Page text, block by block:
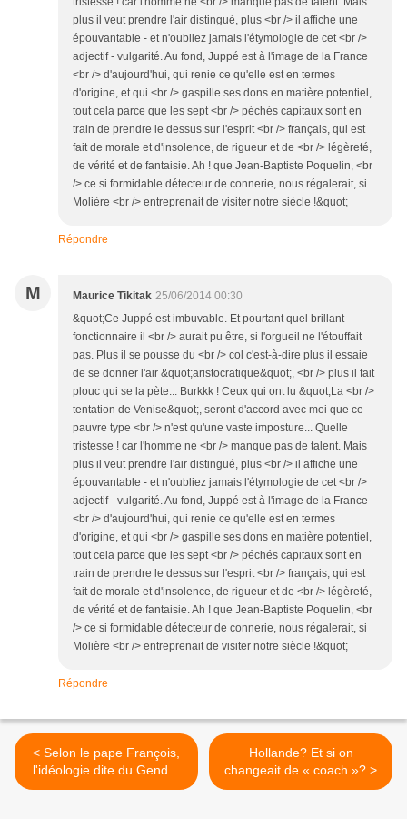
plus il veut prendre l'air distingué, plus <br /> il affiche une
épouvantable - et n'oubliez jamais l'étymologie de cet <br />
adjectif - vulgarité. Au fond, Juppé est à l'image de la France
<br /> d'aujourd'hui, qui renie ce qu'elle est en termes
d'origine, et qui <br /> gaspille ses dons en matière potentiel,
tout cela parce que les sept <br /> péchés capitaux sont en
train de prendre le dessus sur l'esprit <br /> français, qui est
fait de morale et d'insolence, de rigueur et de <br /> légèreté,
de vérité et de fantaisie. Ah ! que Jean-Baptiste Poquelin, <br
/> ce si formidable détecteur de connerie, nous régalerait, si
Molière <br /> entreprenait de visiter notre siècle !&quot;
Répondre
M Maurice Tikitak 25/06/2014 00:30
&quot;Ce Juppé est imbuvable. Et pourtant quel brillant
fonctionnaire il <br /> aurait pu être, si l'orgueil ne l'étouffait
pas. Plus il se pousse du <br /> col c'est-à-dire plus il essaie
de se donner l'air &quot;aristocratique&quot;, <br /> plus il fait
plouc qui se la pète... Burkkk ! Ceux qui ont lu &quot;La <br />
tentation de Venise&quot;, seront d'accord avec moi que ce
pauvre type <br /> n'est qu'une vaste imposture... Quelle
tristesse ! car l'homme ne <br /> manque pas de talent. Mais
plus il veut prendre l'air distingué, plus <br /> il affiche une
épouvantable - et n'oubliez jamais l'étymologie de cet <br />
adjectif - vulgarité. Au fond, Juppé est à l'image de la France
<br /> d'aujourd'hui, qui renie ce qu'elle est en termes
d'origine, et qui <br /> gaspille ses dons en matière potentiel,
tout cela parce que les sept <br /> péchés capitaux sont en
train de prendre le dessus sur l'esprit <br /> français, qui est
fait de morale et d'insolence, de rigueur et de <br /> légèreté,
de vérité et de fantaisie. Ah ! que Jean-Baptiste Poquelin, <br
/> ce si formidable détecteur de connerie, nous régalerait, si
Molière <br /> entreprenait de visiter notre siècle !&quot;
Répondre
< Selon le pape François,
l'idéologie dite du Gender
est démoniaque
Hollande? Et si on
changeait de « coach »? >